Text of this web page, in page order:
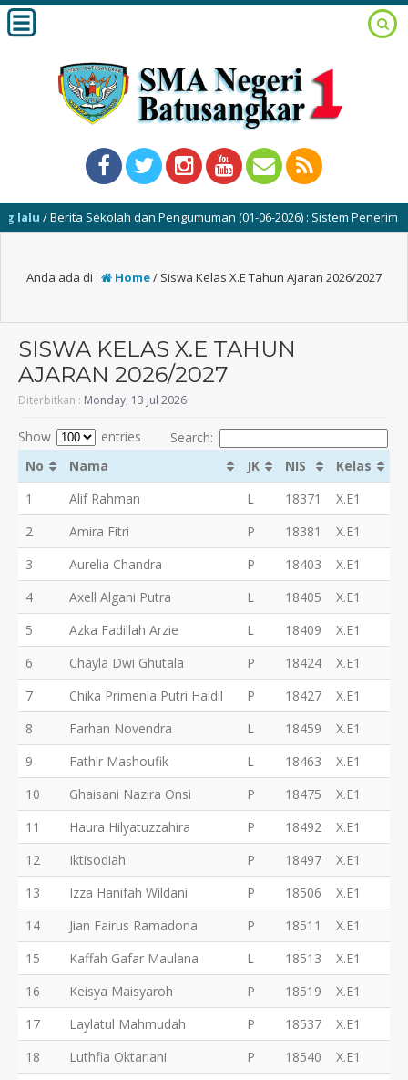
Berita Sekolah dan Pengumuman (01-06-2026) : Sistem Penerimaan
Anda ada di : Home/ Siswa Kelas X.E Tahun Ajaran 2026/2027
SISWA KELAS X.E TAHUN
AJARAN 2026/2027
Diterbitkan : Monday, 13 Jul 2026
Show entries
Search:
No
Nama JK NIS
Kelas
1
Alif Rahman L 18371
X.E1
2
Amira Fitri P 18381
X.E1
3
Aurelia Chandra P 18403
X.E1
4
Axell Algani Putra L 18405
X.E1
5
Azka Fadillah Arzie L 18409
X.E1
6
Chayla Dwi Ghutala P 18424
X.E1
7
Chika Primenia Putri Haidil P 18427
X.E1
8
Farhan Novendra L 18459
X.E1
9
Fathir Mashoufik L 18463
X.E1
10
Ghaisani Nazira Onsi P 18475
X.E1
11
Haura Hilyatuzzahira P 18492
X.E1
12
Iktisodiah P 18497
X.E1
13
Izza Hanifah Wildani P 18506
X.E1
14
Jian Fairus Ramadona P 18511
X.E1
15
Kaffah Gafar Maulana L 18513
X.E1
16
Keisya Maisyaroh P 18519
X.E1
17
Laylatul Mahmudah P 18537
X.E1
18
Luthfia Oktariani P 18540
X.E1